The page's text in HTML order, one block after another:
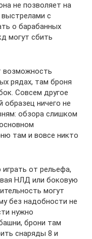
не позволяет на
с
о барабанных
могут сбить
возможность
рядах, там броня
Совсем другое
образец ничего не
обзора слишком
там и вовсе никто
от рельефа,
НЛД или боковую
могут
без надобности не
нужно
брони там
снаряды 8 и